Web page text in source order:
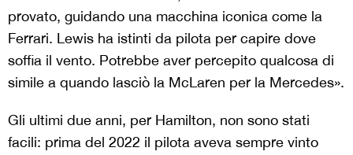
provato, guidando una macchina iconica come la
Ferrari. Lewis ha istinti da pilota per capire dove
soffia il vento. Potrebbe aver percepito qualcosa di
simile a quando lasciò la McLaren per la Mercedes».
Gli ultimi due anni, per Hamilton, non sono stati
facili: prima del 2022 il pilota aveva sempre vinto